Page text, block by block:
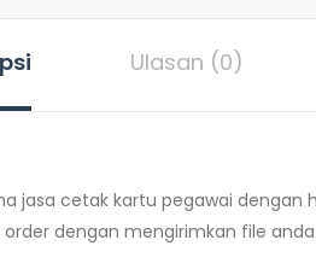
Ulasan (0)
jasa cetak kartu pegawai dengan
order dengan mengirimkan file